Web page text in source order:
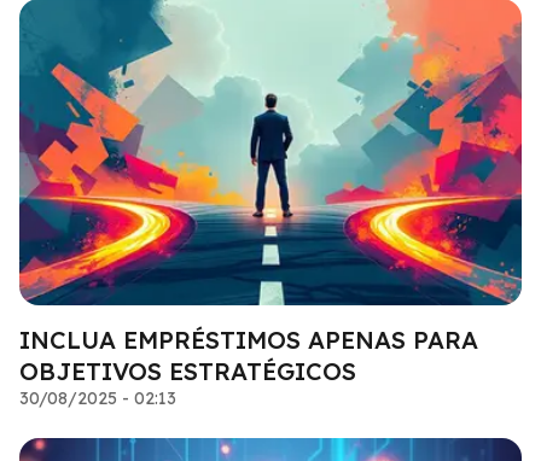
INCLUA EMPRÉSTIMOS APENAS PARA
OBJETIVOS ESTRATÉGICOS
30/08/2025 - 02:13